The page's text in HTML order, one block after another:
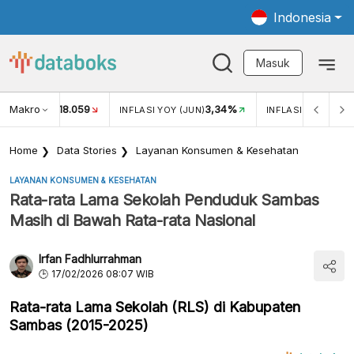
Indonesia
Masuk
Makro
USD/IDR 18.059 INFLASI YOY (JUN)3,34% INFLASI MOM
Home Data Stories Layanan Konsumen & Kesehatan
LAYANAN KONSUMEN & KESEHATAN
Rata-rata Lama Sekolah Penduduk Sambas
Masih di Bawah Rata-rata Nasional
Irfan Fadhlurrahman
17/02/2026 08:07 WIB
Rata-rata Lama Sekolah (RLS) di Kabupaten
Sambas (2015-2025)